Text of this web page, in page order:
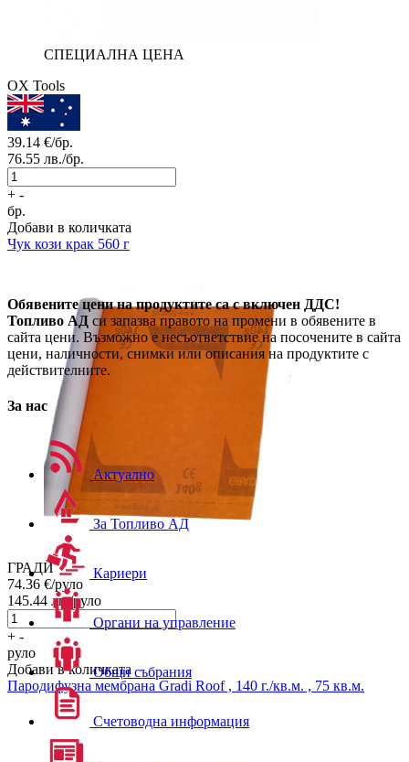
СПЕЦИАЛНА ЦЕНА
OX Tools
39.14 €/бр.
76.55 лв./бр.
+ -
бр.
Добави в количката
Чук кози крак 560 г
ГРАДИ
74.36 €/руло
145.44 лв./руло
+ -
руло
Добави в количката
Пародифузна мембрана Gradi Roof , 140 г./кв.м. , 75 кв.м.
Обявените цени на продуктите са с включен ДДС!
Топливо АД си запазва правото на промени в обявените в
сайта цени. Възможно е несъответствие на посочените в сайта
цени, наличности, снимки или описания на продуктите с
действителните.
За нас
Актуално
За Топливо АД
Кариери
Органи на управление
Общи събрания
Счетоводна информация